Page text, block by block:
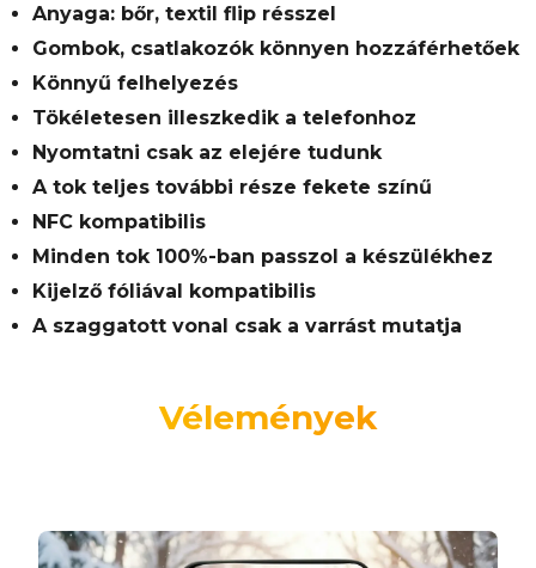
Anyaga: bőr, textil flip résszel
Gombok, csatlakozók könnyen hozzáférhetőek
Könnyű felhelyezés
Tökéletesen illeszkedik a telefonhoz
Nyomtatni csak az elejére tudunk
A tok teljes további része fekete színű
NFC kompatibilis
Minden tok 100%-ban passzol a készülékhez
Kijelző fóliával kompatibilis
A szaggatott vonal csak a varrást mutatja
Vélemények